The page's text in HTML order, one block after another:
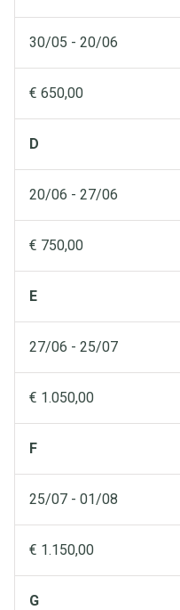
30/05 - 20/06
€ 650,00
D
20/06 - 27/06
€ 750,00
E
27/06 - 25/07
€ 1.050,00
F
25/07 - 01/08
€ 1.150,00
G